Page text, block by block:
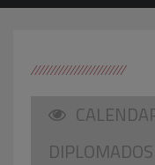
DIPLOMADOS